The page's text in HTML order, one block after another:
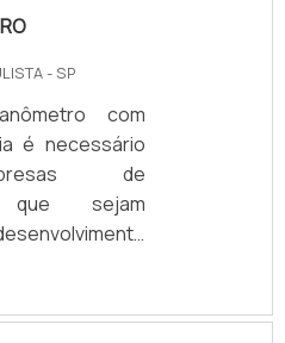
- SP
com
é necessário
de
que sejam
maneira,
de um